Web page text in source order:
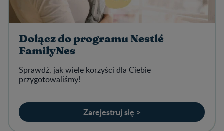
Dołącz do programu Nestlé
FamilyNes
Sprawdź, jak wiele korzyści dla Ciebie
przygotowaliśmy!
Zarejestruj się >